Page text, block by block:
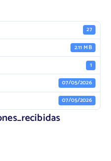
27
2.11 MB
1
07/05/2026
07/05/2026